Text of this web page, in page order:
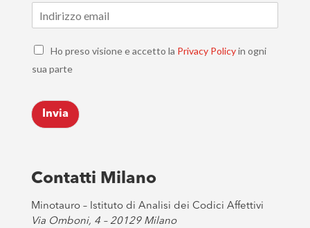
m
C
e
k
b
s
*
Ho preso visione e accetto la Privacy Policyin ogni
sua parte
Invia
Contatti Milano
Minotauro – Istituto di Analisi dei Codici Affettivi
Via Omboni, 4 – 20129 Milano